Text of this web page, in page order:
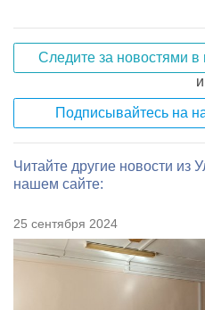
Следите за новостями
и
Подписывайтесь на
Читайте другие новости из
нашем сайте:
25 сентября 2024